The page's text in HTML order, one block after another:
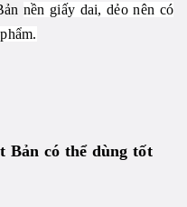
nền giấy dai, dẻo nên có
Bản có thể dùng tốt